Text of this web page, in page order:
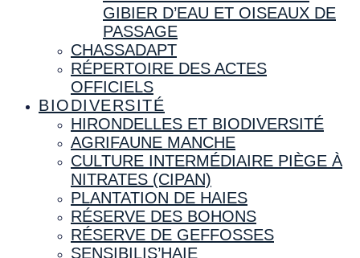
GIBIER D’EAU ET OISEAUX DE
PASSAGE
CHASSADAPT
RÉPERTOIRE DES ACTES
OFFICIELS
BIODIVERSITÉ
HIRONDELLES ET BIODIVERSITÉ
AGRIFAUNE MANCHE
CULTURE INTERMÉDIAIRE PIÈGE À
NITRATES (CIPAN)
PLANTATION DE HAIES
RÉSERVE DES BOHONS
RÉSERVE DE GEFFOSSES
SENSIBILIS’HAIE